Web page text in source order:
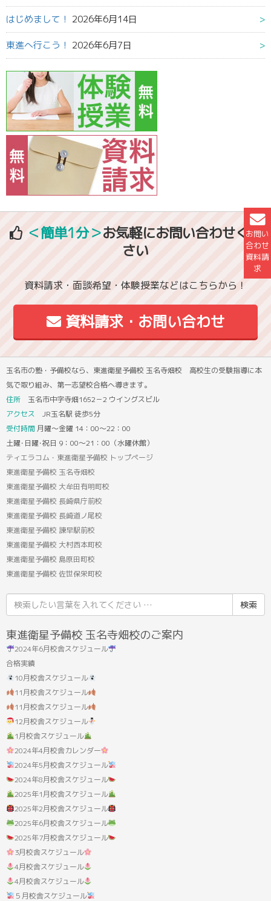
お問い
合わせ
資料請
求
はじめまして！ 2026年6月14日
東進へ行こう！ 2026年6月7日
＜簡単1分＞お気軽にお問い合わせくだ
さい
資料請求・面談希望・体験授業などはこちらから！
資料請求・お問い合わせ
玉名市の塾・予備校なら、東進衛星予備校 玉名寺畑校 高校生の受験指導に本
気で取り組み、第一志望校合格へ導きます。
住所 玉名市中字寺畑1652－2 ウイングスビル
アクセス JR玉名駅 徒歩5分
受付時間 月曜～金曜 14：00～22：00
土曜･日曜･祝日 9：00～21：00（水曜休館）
ティエラコム・東進衛星予備校 トップページ
東進衛星予備校 玉名寺畑校
東進衛星予備校 大牟田有明町校
東進衛星予備校 長崎県庁前校
東進衛星予備校 長崎道ノ尾校
東進衛星予備校 諫早駅前校
東進衛星予備校 大村西本町校
東進衛星予備校 島原田町校
東進衛星予備校 佐世保栄町校
索
結
果:
東進衛星予備校 玉名寺畑校のご案内
2024年6月校舎スケジュール
合格実績
10月校舎スケジュール
11月校舎スケジュール
11月校舎スケジュール
12月校舎スケジュール
1月校舎スケジュール
2024年4月校舎カレンダー
2024年5月校舎スケジュール
2024年8月校舎スケジュール
2025年1月校舎スケジュール
2025年2月校舎スケジュール
2025年6月校舎スケジュール
2025年7月校舎スケジュール
3月校舎スケジュール
4月校舎スケジュール
4月校舎スケジュール
５月校舎スケジュール